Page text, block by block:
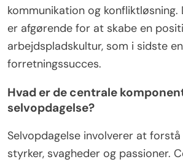
kommunikation og konfliktløsning.
er afgørende for at skabe en
arbejdspladskultur, som i sidste
forretningssucces.
Hvad er de centrale
selvopdagelse?
Selvopdagelse involverer at
styrker, svagheder og passioner.